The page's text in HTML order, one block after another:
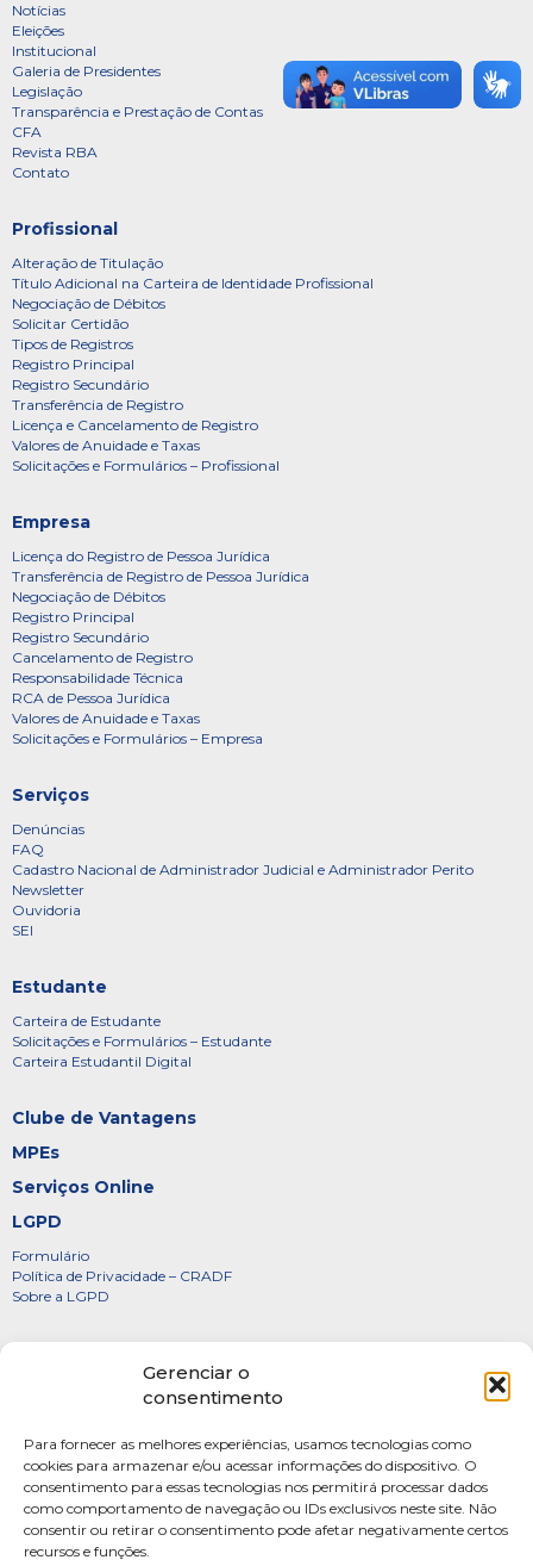
Gerenciar o
consentimento
Para fornecer as melhores experiências, usamos tecnologias como
cookies para armazenar e/ou acessar informações do dispositivo. O
consentimento para essas tecnologias nos permitirá processar dados
como comportamento de navegação ou IDs exclusivos neste site. Não
consentir ou retirar o consentimento pode afetar negativamente certos
recursos e funções.
Notícias
Eleições
Institucional
Galeria de Presidentes
Legislação
Transparência e Prestação de Contas
CFA
Revista RBA
Contato
Profissional
Alteração de Titulação
Título Adicional na Carteira de Identidade Profissional
Negociação de Débitos
Solicitar Certidão
Tipos de Registros
Registro Principal
Registro Secundário
Transferência de Registro
Licença e Cancelamento de Registro
Valores de Anuidade e Taxas
Solicitações e Formulários – Profissional
Empresa
Licença do Registro de Pessoa Jurídica
Transferência de Registro de Pessoa Jurídica
Negociação de Débitos
Registro Principal
Registro Secundário
Cancelamento de Registro
Responsabilidade Técnica
RCA de Pessoa Jurídica
Valores de Anuidade e Taxas
Solicitações e Formulários – Empresa
Serviços
Denúncias
FAQ
Cadastro Nacional de Administrador Judicial e Administrador Perito
Newsletter
Ouvidoria
SEI
Estudante
Carteira de Estudante
Solicitações e Formulários – Estudante
Carteira Estudantil Digital
Clube de Vantagens
MPEs
Serviços Online
LGPD
Formulário
Política de Privacidade – CRADF
Sobre a LGPD
Diretoria
FOTOS
Webmail
Artigos